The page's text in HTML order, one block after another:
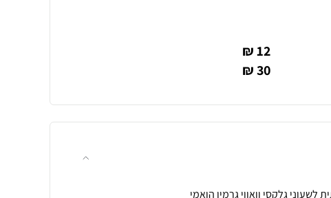
12 ₪
30 ₪